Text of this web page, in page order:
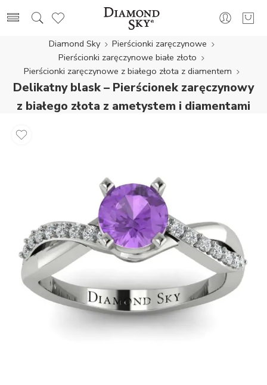
Diamond Sky
Pierścionki zaręczynowe
Pierścionki zaręczynowe białe złoto
Pierścionki zaręczynowe z białego złota z diamentem
Delikatny blask – Pierścionek zaręczynowy
z białego złota z ametystem i diamentami